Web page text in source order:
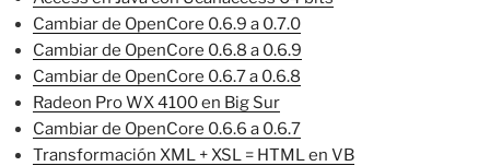
Cambiar de OpenCore 0.6.9 a 0.7.0
Cambiar de OpenCore 0.6.8 a 0.6.9
Cambiar de OpenCore 0.6.7 a 0.6.8
Radeon Pro WX 4100 en Big Sur
Cambiar de OpenCore 0.6.6 a 0.6.7
Transformación XML + XSL = HTML en VB